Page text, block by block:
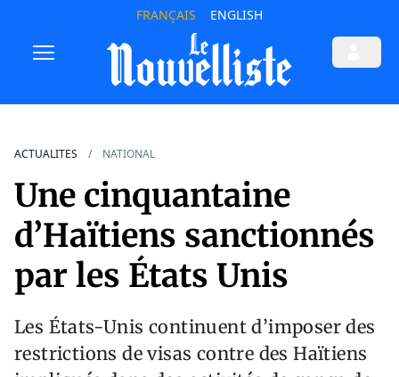
FRANÇAIS ENGLISH
ACTUALITES NATIONAL
Une cinquantaine
d’Haïtiens sanctionnés
par les États Unis
Les États-Unis continuent d’imposer des
restrictions de visas contre des Haïtiens